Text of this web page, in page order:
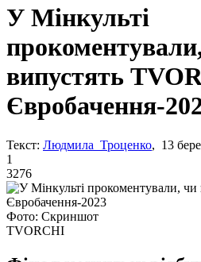
У Мінкульті
випустять
Євробачення-
Текст: Людмила Троценко, 13
1
3276
Фото: Скриншот
TVORCHI